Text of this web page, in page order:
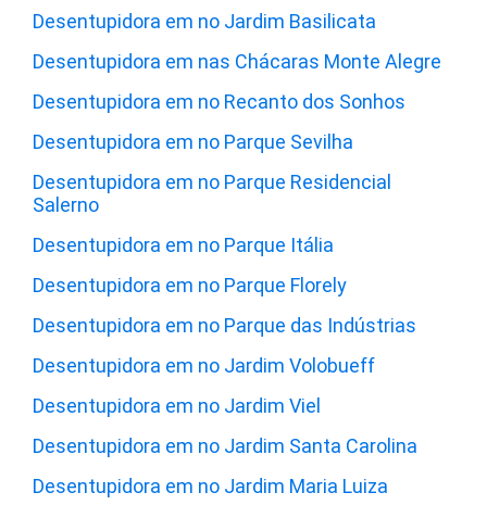
Desentupidora em no Jardim Basilicata
Desentupidora em nas Chácaras Monte Alegre
Desentupidora em no Recanto dos Sonhos
Desentupidora em no Parque Sevilha
Desentupidora em no Parque Residencial
Salerno
Desentupidora em no Parque Itália
Desentupidora em no Parque Florely
Desentupidora em no Parque das Indústrias
Desentupidora em no Jardim Volobueff
Desentupidora em no Jardim Viel
Desentupidora em no Jardim Santa Carolina
Desentupidora em no Jardim Maria Luiza